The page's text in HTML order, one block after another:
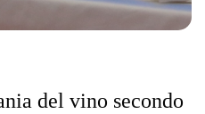
del vino secondo